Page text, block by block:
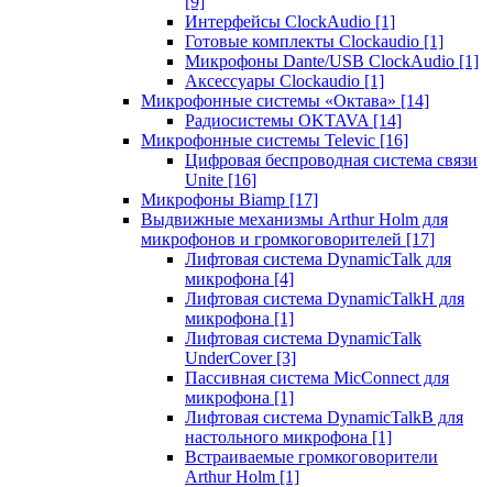
Интерфейсы ClockAudio [1]
Готовые комплекты Clockaudio [1]
Микрофоны Dante/USB ClockAudio [1]
Аксессуары Clockaudio [1]
Микрофонные системы «Октава» [14]
Радиосистемы OKTAVA [14]
Микрофонные системы Televic [16]
Цифровая беспроводная система связи
Unite [16]
Микрофоны Biamp [17]
Выдвижные механизмы Arthur Holm для
микрофонов и громкоговорителей [17]
Лифтовая система DynamicTalk для
микрофона [4]
Лифтовая система DynamicTalkH для
микрофона [1]
Лифтовая система DynamicTalk
UnderCover [3]
Пассивная система MicConnect для
микрофона [1]
Лифтовая система DynamicTalkB для
настольного микрофона [1]
Встраиваемые громкоговорители
Arthur Holm [1]